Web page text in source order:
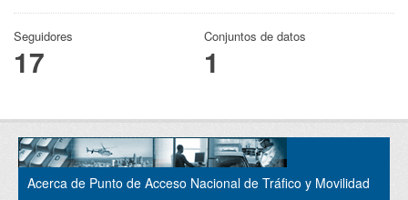
Seguidores
17
Conjuntos de datos
1
Acerca de Punto de Acceso Nacional de Tráfico y Movilidad